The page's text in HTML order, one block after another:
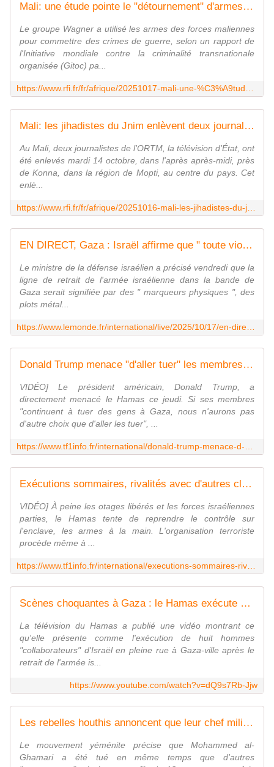
Mali: une étude pointe le "détournement" d'armes des forces maliennes par Wagner
Le groupe Wagner a utilisé les armes des forces maliennes
pour commettre des crimes de guerre, selon un rapport de
l'Initiative mondiale contre la criminalité transnationale
organisée (Gitoc) pa...
Mali: les jihadistes du Jnim enlèvent deux journalistes de l'ORTM
Au Mali, deux journalistes de l'ORTM, la télévision d'État, ont
été enlevés mardi 14 octobre, dans l'après après-midi, près
de Konna, dans la région de Mopti, au centre du pays. Cet
enlè...
EN DIRECT, Gaza : Israël affirme que " toute violation ou tentative de franchissement " de la ligne de retrait dans l'enclave seront " réprimées par les tirs "
Le ministre de la défense israélien a précisé vendredi que la
ligne de retrait de l'armée israélienne dans la bande de
Gaza serait signifiée par des " marqueurs physiques ", des
plots métal...
Donald Trump menace "d'aller tuer" les membres du Hamas s'ils "continuent à tuer des gens à Gaza" | TF1 INFO
VIDÉO] Le président américain, Donald Trump, a
directement menacé le Hamas ce jeudi. Si ses membres
"continuent à tuer des gens à Gaza, nous n'aurons pas
d'autre choix que d'aller les tuer", ...
Exécutions sommaires, rivalités avec d'autres clans... À Gaza, le Hamas tente de reprendre le contrôle par la terreur | TF1 INFO
VIDÉO] À peine les otages libérés et les forces israéliennes
parties, le Hamas tente de reprendre le contrôle sur
l'enclave, les armes à la main. L'organisation terroriste
procède même à ...
Scènes choquantes à Gaza : le Hamas exécute publiquement ses opposants ｜LCI
La télévision du Hamas a publié une vidéo montrant ce
qu'elle présente comme l'exécution de huit hommes
"collaborateurs" d'Israël en pleine rue à Gaza-ville après le
retrait de l'armée is...
https://www.youtube.com/watch?v=dQ9s7Rb-Jjw
Les rebelles houthis annoncent que leur chef militaire a été tué au Yémen dans une attaque israélienne
Le mouvement yéménite précise que Mohammed al-
Ghamari a été tué en même temps que d'autres